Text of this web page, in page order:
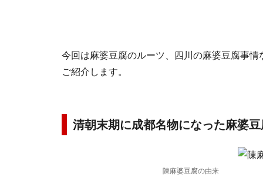
今回は麻婆豆腐のルーツ、四川の麻婆豆腐事
ご紹介します。
清朝末期に成都名物になった麻婆豆
陳麻婆豆腐の由来